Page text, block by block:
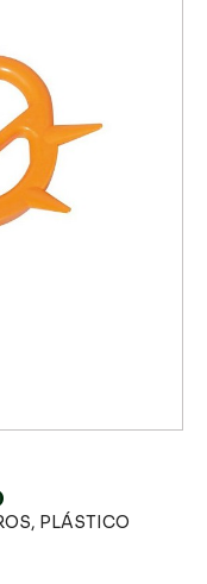
PLÁSTICO